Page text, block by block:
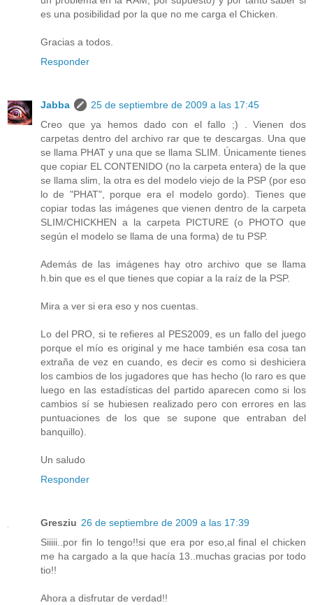
es una posibilidad por la que no me carga el Chicken.
Gracias a todos.
Responder
Jabba
25 de septiembre de 2009 a las 17:45
Creo que ya hemos dado con el fallo ;) . Vienen dos
carpetas dentro del archivo rar que te descargas. Una que
se llama PHAT y una que se llama SLIM. Únicamente tienes
que copiar EL CONTENIDO (no la carpeta entera) de la que
se llama slim, la otra es del modelo viejo de la PSP (por eso
lo de "PHAT", porque era el modelo gordo). Tienes que
copiar todas las imágenes que vienen dentro de la carpeta
SLIM/CHICKHEN a la carpeta PICTURE (o PHOTO que
según el modelo se llama de una forma) de tu PSP.
Además de las imágenes hay otro archivo que se llama
h.bin que es el que tienes que copiar a la raíz de la PSP.
Mira a ver si era eso y nos cuentas.
Lo del PRO, si te refieres al PES2009, es un fallo del juego
porque el mío es original y me hace también esa cosa tan
extraña de vez en cuando, es decir es como si deshiciera
los cambios de los jugadores que has hecho (lo raro es que
luego en las estadísticas del partido aparecen como si los
cambios sí se hubiesen realizado pero con errores en las
puntuaciones de los que se supone que entraban del
banquillo).
Un saludo
Responder
Gresziu 26 de septiembre de 2009 a las 17:39
Siiiii..por fin lo tengo!!si que era por eso,al final el chicken
me ha cargado a la que hacía 13..muchas gracias por todo
tio!!
Ahora a disfrutar de verdad!!